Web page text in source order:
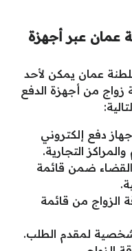
عمان عبر أجهزة
عمان يمكن لأحد
من أجهزة الدفع
دفع إلكتروني
التجارية.
القضاء ضمن قائمة
الزواج من قائمة
لمقدم الطلب.